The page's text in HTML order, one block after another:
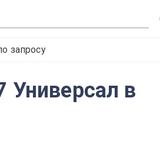
запросу
Универсал в